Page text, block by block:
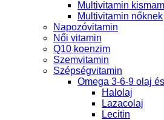
Multivitamin
Multivitamin nőknek
Napozóvitamin
Női vitamin
Q10 koenzim
Szemvitamin
Szépségvitamin
Omega 3-6-9 olaj
Halolaj
Lazacolaj
Lecitin